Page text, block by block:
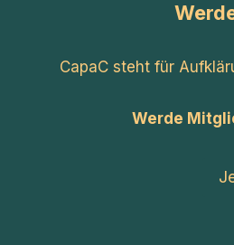
CapaC steht für
Werde